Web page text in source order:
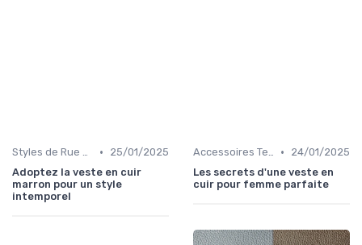
Styles de Rue et Looks du Moment •
25/01/2025
Adoptez la veste en cuir
marron pour un style
intemporel
Accessoires Tendance •
24/01/2025
Les secrets d'une veste en
cuir pour femme parfaite